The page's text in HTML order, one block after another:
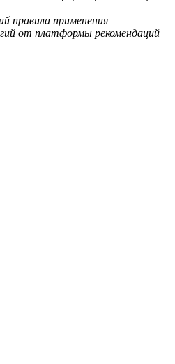
правила применения
от платформы рекомендаций